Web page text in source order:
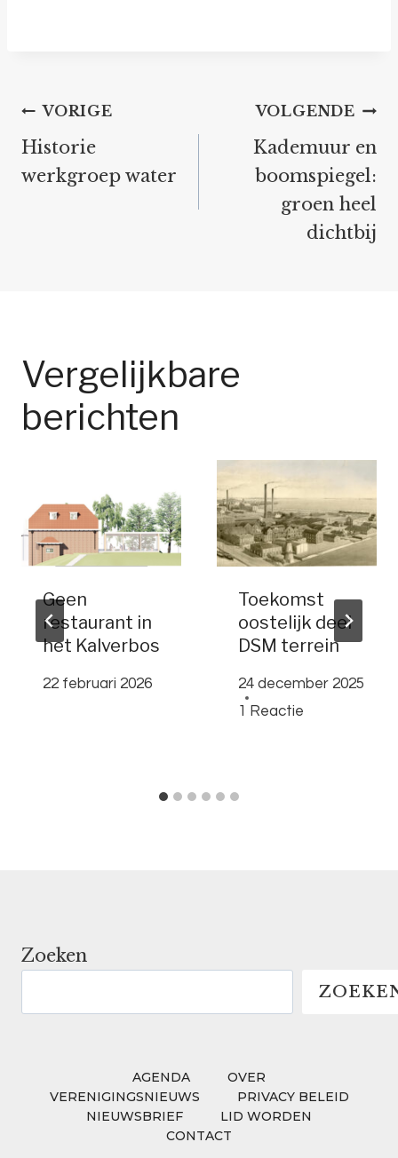
Bericht
navigatie
VORIGE
Historie
werkgroep water
VOLGENDE
Kademuur en
boomspiegel:
groen heel
dichtbij
Vergelijkbare
berichten
Geen
restaurant in
het Kalverbos
22 februari 2026
Toekomst
oostelijk deel
DSM terrein
24 december 2025
1 Reactie
Zoeken
AGENDA
OVER
VERENIGINGSNIEUWS
PRIVACY BELEID
NIEUWSBRIEF
LID WORDEN
CONTACT